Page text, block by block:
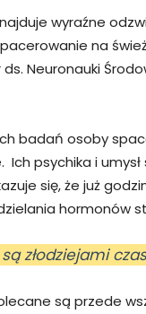
wyraźne
na
Neuronauki
badań osoby
psychika i
się, że już
hormonów
złodziejami
są przede